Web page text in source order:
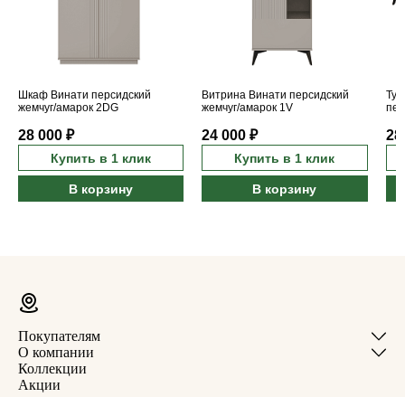
Шкаф Винати персидский
жемчуг/амарок 2DG
28 000 ₽
Купить в 1 клик
В корзину
Витрина Винати персидский
жемчуг/амарок 1V
24 000 ₽
Купить в 1 клик
В корзину
28
Покупателям
О компании
Коллекции
Акции